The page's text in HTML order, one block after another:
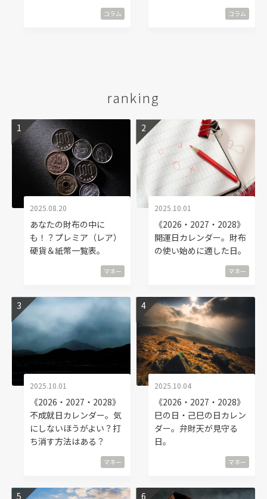
コラム コラム
ranking
2025.08.20
あなたの財布の中に
も！？プレミア（レア）
硬貨＆紙幣一覧表。
マネー
2025.10.01
《2026・2027・2028》
開運日カレンダー。財布
の使い始めに適した日。
マネー
2025.10.01
《2026・2027・2028》
不成就日カレンダー。気
にしないほうがよい？打
ち消す方法はある？
マネー
2025.10.04
《2026・2027・2028》
巳の日・己巳の日カレン
ダー。弁財天が見守る
日。
マネー